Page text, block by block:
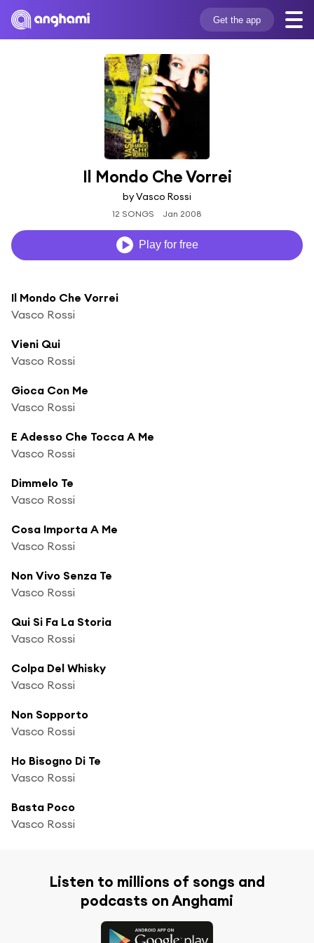
Get the app
Il Mondo Che Vorrei
by Vasco Rossi
12 SONGS Jan 2008
Play for free
Il Mondo Che Vorrei
Vasco Rossi
Vieni Qui
Vasco Rossi
Gioca Con Me
Vasco Rossi
E Adesso Che Tocca A Me
Vasco Rossi
Dimmelo Te
Vasco Rossi
Cosa Importa A Me
Vasco Rossi
Non Vivo Senza Te
Vasco Rossi
Qui Si Fa La Storia
Vasco Rossi
Colpa Del Whisky
Vasco Rossi
Non Sopporto
Vasco Rossi
Ho Bisogno Di Te
Vasco Rossi
Basta Poco
Vasco Rossi
Listen to millions of songs and
podcasts on Anghami